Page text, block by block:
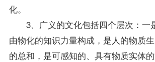
化。
3、广义的文化包括四个层次：一
由物化的知识力量构成，是人的物质
的总和，是可感知的、具有物质实体